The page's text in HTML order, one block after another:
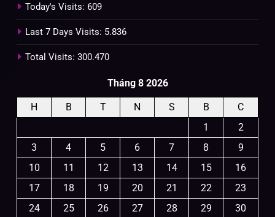
Today's Visits: 609
Last 7 Days Visits: 5.836
Total Visits: 300.470
Tháng 8 2026
H B T N S B
C
1
2
3
4 5 6 7 8
9
10
11 12 13 14 15
16
17
18 19 20 21 22
23
24
25 26 27 28 29 30